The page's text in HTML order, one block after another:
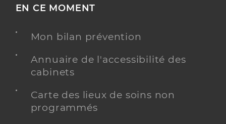
EN CE MOMENT
Mon bilan prévention
Annuaire de l'accessibilité des
cabinets
Carte des lieux de soins non
programmés